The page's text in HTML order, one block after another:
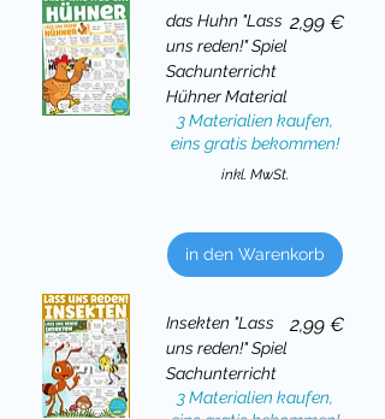
das Huhn "Lass
uns reden!" Spiel
Sachunterricht
Hühner Material
Preis
2,99 €
3 Materialien kaufen,
eins gratis bekommen!
inkl. MwSt.
in den Warenkorb
Insekten "Lass
uns reden!" Spiel
Sachunterricht
Preis
2,99 €
3 Materialien kaufen,